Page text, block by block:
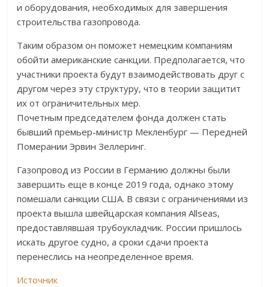
и оборудования, необходимых для завершения
строительства газопровода.
Таким образом он поможет немецким компаниям
обойти американские санкции. Предполагается, что
участники проекта будут взаимодействовать друг с
другом через эту структуру, что в теории защитит
их от ограничительных мер.
Почетным председателем фонда должен стать
бывший премьер-министр Мекленбург — Передней
Померании Эрвин Зеллеринг.
Газопровод из России в Германию должны были
завершить еще в конце 2019 года, однако этому
помешали санкции США. В связи с ограничениями из
проекта вышла швейцарская компания Allseas,
предоставлявшая трубоукладчик. России пришлось
искать другое судно, а сроки сдачи проекта
перенеслись на неопределенное время.
Источник